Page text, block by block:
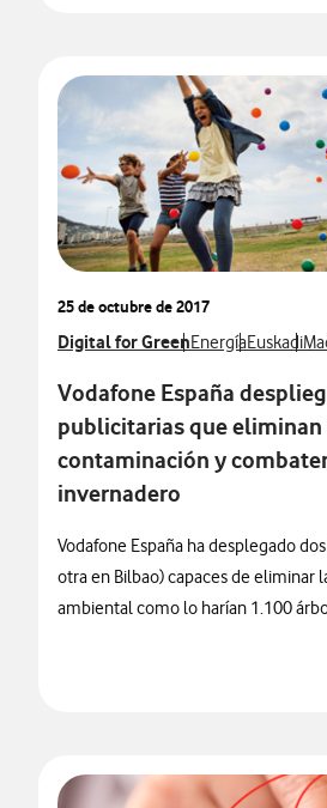
25 de octubre de 2017
Ver más notas de prensa
Digital for GreenVer más notas de
EnergíaVer más
Euskadi
Vodafone España
publicitarias que eliminan
contaminación y
invernadero
Vodafone España ha desplegado
otra en Bilbao) capaces de eliminar
ambiental como lo harían 1.100